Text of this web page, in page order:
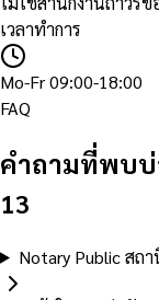
เวลาทำการ
Mo-Fr 09:00-18:00
FAQ
คำถามที่พบ
13
Notary Public สถ